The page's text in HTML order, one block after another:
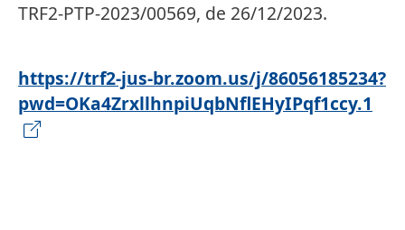
TRF2-PTP-2023/00569, de 26/12/2023.
https://trf2-jus-br.zoom.us/j/86056185234?
pwd=OKa4ZrxllhnpiUqbNflEHyIPqf1ccy.1